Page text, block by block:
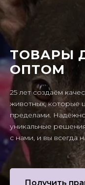
ТОВАРЫ
ОПТОМ
25 лет создаём
животных, которые
пределами.
уникальные
с нами, и вы всегда
Получить